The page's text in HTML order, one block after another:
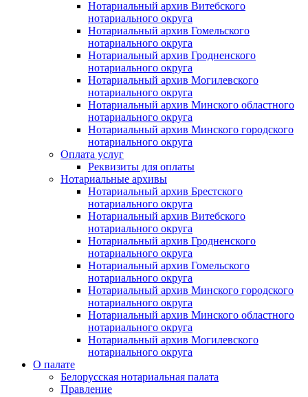
Нотариальный архив Витебского
нотариального округа
Нотариальный архив Гомельского
нотариального округа
Нотариальный архив Гродненского
нотариального округа
Нотариальный архив Могилевского
нотариального округа
Нотариальный архив Минского областного
нотариального округа
Нотариальный архив Минского городского
нотариального округа
Оплата услуг
Реквизиты для оплаты
Нотариальные архивы
Нотариальный архив Брестского
нотариального округа
Нотариальный архив Витебского
нотариального округа
Нотариальный архив Гродненского
нотариального округа
Нотариальный архив Гомельского
нотариального округа
Нотариальный архив Минского городского
нотариального округа
Нотариальный архив Минского областного
нотариального округа
Нотариальный архив Могилевского
нотариального округа
О палате
Белорусская нотариальная палата
Правление